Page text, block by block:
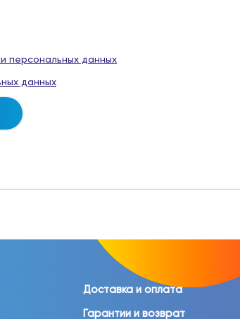
персональных данных
данных
Доставка и оплата
Гарантии и возврат